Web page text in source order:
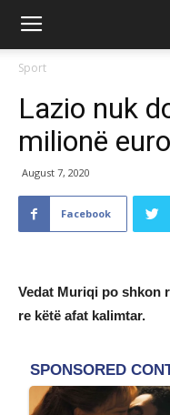
Sport
Lazio nuk
milionë
August 7, 2020
Facebook
Vedat Muriqi po shkon
re këtë afat kalimtar.